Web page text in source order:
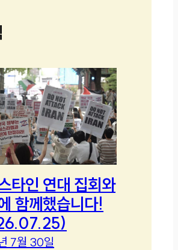
타인 연대 집회와
함께했습니다!
7월 30일